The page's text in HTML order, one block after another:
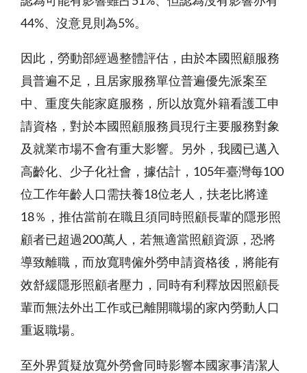
44%、沒意見則為5%。
因此，勞動部經過整體評估，由於本國照顧服務
員普遍不足，且居家服務單位普遍優先派案至
中、重度失能家庭服務，所以放寬外籍看護工申
請資格，對於本國照顧服務員現行主要服務對象
及就業市場不會有重大影響。另外，我國已邁入
高齡化、少子化社會，據估計，105年臺灣每100
位工作年齡人口需扶養18位老人，扶老比將達
18％，推估當前在職且須同時照顧長輩的隱形照
顧者已超過200萬人，若無適當照顧資源，恐將
導致離職，而放寬聘僱外勞申請資格後，將能有
效舒緩隱形照顧者壓力，同時有利釋放因照顧長
輩而無法外出工作或已離開職場的家內勞動人口
重返職場。
至外界質疑放寬外勞會同時影響本國家事清潔人